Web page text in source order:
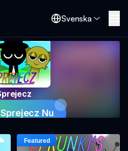
Svenska
Nu